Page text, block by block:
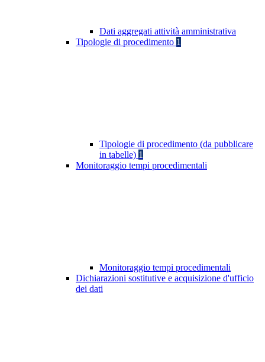
Dati aggregati attività amministrativa
Tipologie di procedimento 1
Tipologie di procedimento (da pubblicare
in tabelle) 1
Monitoraggio tempi procedimentali
Monitoraggio tempi procedimentali
Dichiarazioni sostitutive e acquisizione d'ufficio
dei dati